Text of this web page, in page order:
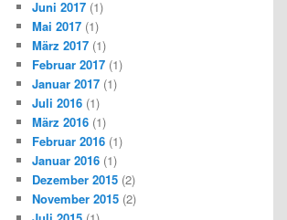
Juni 2017 (1)
Mai 2017 (1)
März 2017 (1)
Februar 2017 (1)
Januar 2017 (1)
Juli 2016 (1)
März 2016 (1)
Februar 2016 (1)
Januar 2016 (1)
Dezember 2015 (2)
November 2015 (2)